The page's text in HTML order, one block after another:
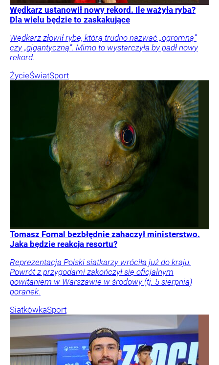
Wędkarz ustanowił nowy rekord. Ile ważyła ryba?
Dla wielu będzie to zaskakujące
Wędkarz złowił rybę, którą trudno nazwać „ogromną”
czy „gigantyczną”. Mimo to wystarczyła by padł nowy
rekord.
ŻycieŚwiatSport
Tomasz Fornal bezbłędnie zahaczył ministerstwo.
Jaka będzie reakcja resortu?
Reprezentacja Polski siatkarzy wróciła już do kraju.
Powrót z przygodami zakończył się oficjalnym
powitaniem w Warszawie w środowy (tj. 5 sierpnia)
poranek.
SiatkówkaSport